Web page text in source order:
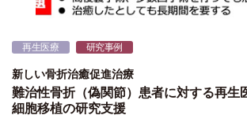
再生医療 研究事例
新しい骨折治癒促進治療
難治性骨折（偽関節）患者に対する再生
細胞移植の研究支援